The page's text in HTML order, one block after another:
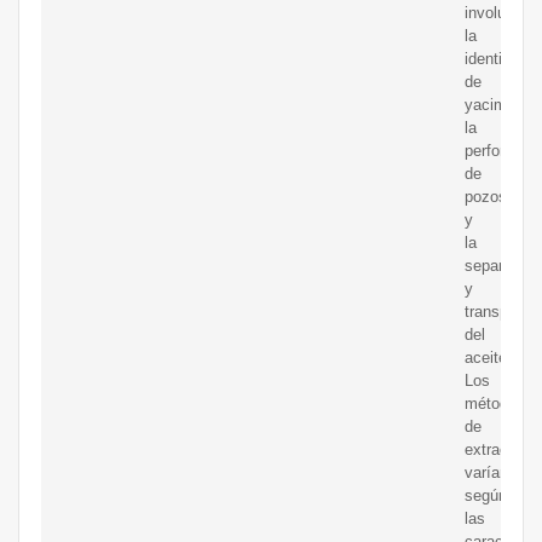
involucra
la
de
la
perforación
de
pozos
y
la
separación
y
transporte
del
Los
métodos
de
extracción
varían
según
las